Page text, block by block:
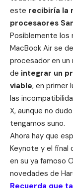
este recibiría la
procesaores
Posiblemente los
MacBook Air se
procesador en
de integrar un
viable, en primer
las
X, aunque no
tengamos suno.
Ahora hay que
Keynote y el final
en su ya famoso
novedades de